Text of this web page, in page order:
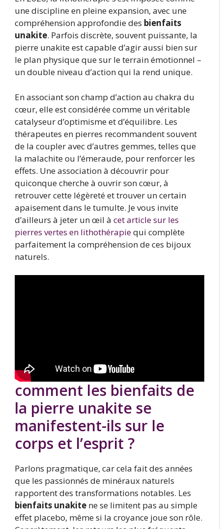
une discipline en pleine expansion, avec une
compréhension approfondie des bienfaits
unakite. Parfois discrète, souvent puissante, la
pierre unakite est capable d’agir aussi bien sur
le plan physique que sur le terrain émotionnel –
un double niveau d’action qui la rend unique.
En associant son champ d’action au chakra du
cœur, elle est considérée comme un véritable
catalyseur d’optimisme et d’équilibre. Les
thérapeutes en pierres recommandent souvent
de la coupler avec d’autres gemmes, telles que
la malachite ou l’émeraude, pour renforcer les
effets. Une association à découvrir pour
quiconque cherche à ouvrir son cœur, à
retrouver cette légèreté et trouver un certain
apaisement dans le tumulte. Je vous invite
d’ailleurs à jeter un œil à cet article sur les
pierres vertes en lithothérapiequi complète
parfaitement la compréhension de ces bijoux
naturels.
comment les bienfaits de
la pierre unakite se
manifestent-ils sur le
corps et l’esprit ?
Parlons pragmatique, car cela fait des années
que les passionnés de minéraux naturels
rapportent des transformations notables. Les
bienfaits unakite ne se limitent pas au simple
effet placebo, même si la croyance joue son rôle.